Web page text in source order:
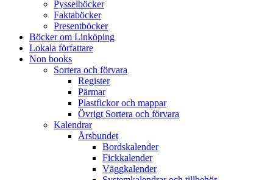
Pysselböcker
Faktaböcker
Presentböcker
Böcker om Linköping
Lokala författare
Non books
Sortera och förvara
Register
Pärmar
Plastfickor och mappar
Övrigt Sortera och förvara
Kalendrar
Årsbundet
Bordskalender
Fickkalender
Väggkalender